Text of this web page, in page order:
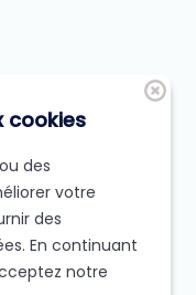
vigueur
cookies
des
votre
des
En continuant
notre